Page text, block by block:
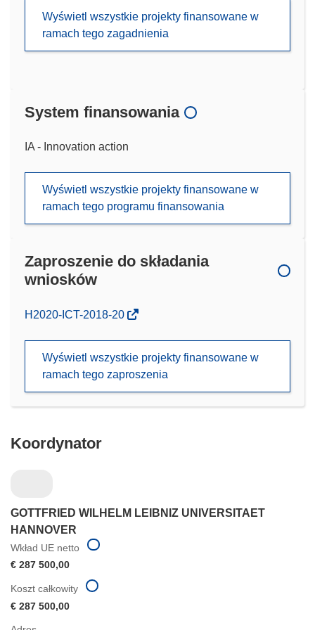
Wyświetl wszystkie projekty finansowane w
ramach tego zagadnienia
System finansowania
IA - Innovation action
Wyświetl wszystkie projekty finansowane w
ramach tego programu finansowania
Zaproszenie do składania
wniosków
(odnośnik
nowym
H2020-ICT-2018-20
Wyświetl wszystkie projekty finansowane w
ramach tego zaproszenia
Koordynator
GOTTFRIED WILHELM LEIBNIZ UNIVERSITAET
HANNOVER
Wkład UE netto
€ 287 500,00
Koszt całkowity
€ 287 500,00